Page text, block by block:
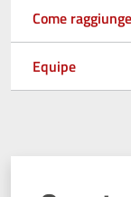
Come
Equipe